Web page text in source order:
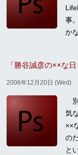
事
か
2006年12月20日 (Wed)
別
気
××
の
と